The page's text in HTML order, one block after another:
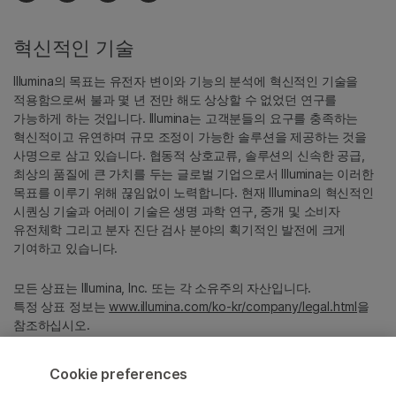
혁신적인 기술
Illumina의 목표는 유전자 변이와 기능의 분석에 혁신적인 기술을
적용함으로써 불과 몇 년 전만 해도 상상할 수 없었던 연구를
가능하게 하는 것입니다. Illumina는 고객분들의 요구를 충족하는
혁신적이고 유연하며 규모 조정이 가능한 솔루션을 제공하는 것을
사명으로 삼고 있습니다. 협동적 상호교류, 솔루션의 신속한 공급,
최상의 품질에 큰 가치를 두는 글로벌 기업으로서 Illumina는 이러한
목표를 이루기 위해 끊임없이 노력합니다. 현재 Illumina의 혁신적인
시퀀싱 기술과 어레이 기술은 생명 과학 연구, 중개 및 소비자
유전체학 그리고 분자 진단 검사 분야의 획기적인 발전에 크게
기여하고 있습니다.
모든 상표는 Illumina, Inc. 또는 각 소유주의 자산입니다.
특정 상표 정보는www.illumina.com/ko-kr/company/legal.html을
참조하십시오.
Cookie Management Center
Cookie preferences